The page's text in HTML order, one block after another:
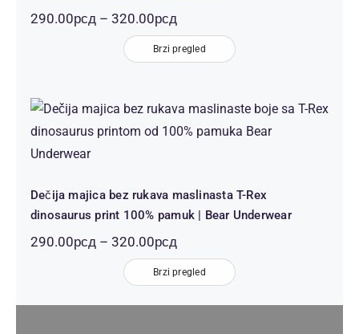
290.00рсд – 320.00рсдРаспон
цена:
од
290.00рсд
320.00рсд
Brzi pregled
Dečija majica bez rukava maslinasta T-
Rex dinosaurus print 100% pamuk |
Dečija majica bez rukava maslinasta T-Rex
dinosaurus print 100% pamuk | Bear Underwear
290.00рсд – 320.00рсдРаспон
цена:
од
290.00рсд
до
Brzi pregled